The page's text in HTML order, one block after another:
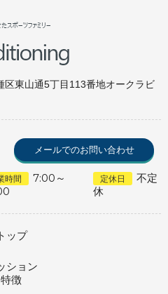
東山通5丁目113番地オークラビ
メールでのお問い合わせ
時間
7:00～
定休日
不定
休
トップ
ション
特徴